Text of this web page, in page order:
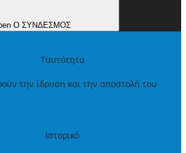
Ο ΣΥΝΔΕΣΜΟΣ
Ταυτότητα
την ίδρυση και την αποστολή του
Ιστορικό